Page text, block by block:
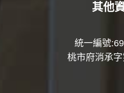
其他
統一編號
桃市府消承